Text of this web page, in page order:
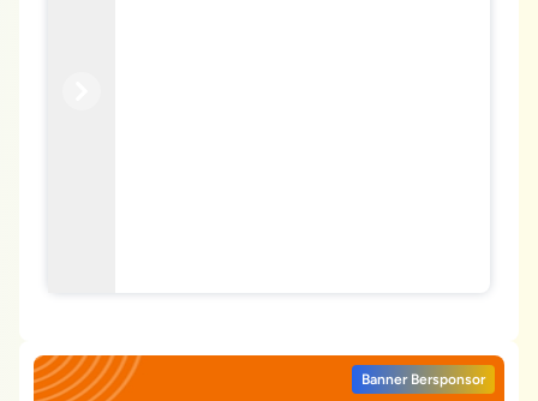
Banner Bersponsor